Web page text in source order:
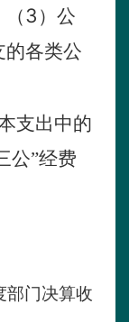
3 ）公
的各类公
支出中的
公”经费
部门决算收